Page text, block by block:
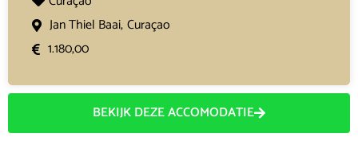
Jan Thiel Baai,Curaçao
1.180,00
BEKIJK DEZE ACCOMODATIE